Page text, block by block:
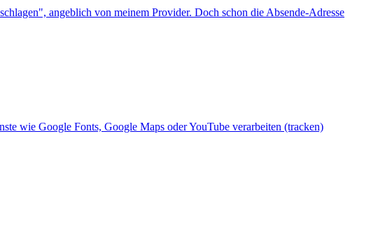
angeblich von meinem Provider. Doch schon die Absende-Adresse
wie Google Fonts, Google Maps oder YouTube verarbeiten (tracken)